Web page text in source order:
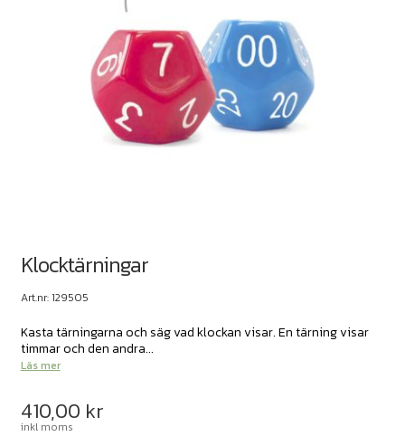
Klocktärningar
Art.nr: 129505
Kasta tärningarna och säg vad klockan visar. En tärning visar
timmar och den andra...
Läs mer
410,00 kr
inkl moms